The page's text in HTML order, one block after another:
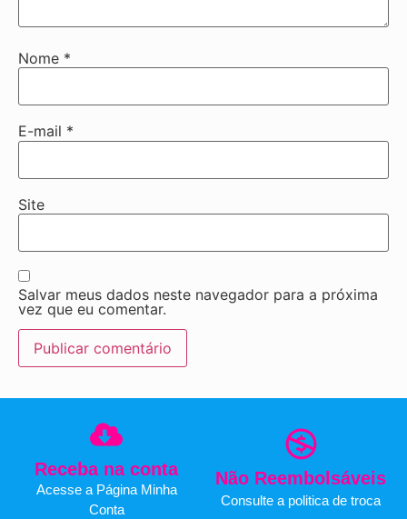
Nome *
E-mail *
Site
Salvar meus dados neste navegador para a próxima
vez que eu comentar.
Receba na conta
Acesse a Página Minha
Conta
Não Reembolsáveis
Consulte a politica de troca